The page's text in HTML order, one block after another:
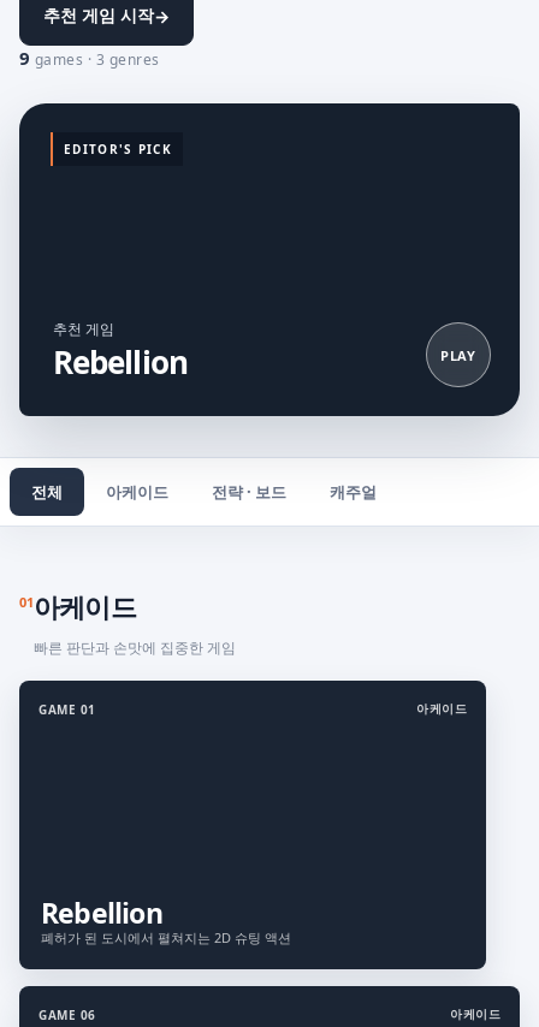
추천 게임 시작→
9 games · 3 genres
EDITOR'S PICK
추천 게임
Rebellion PLAY
전체 아케이드 전략 · 보드 캐주얼
01 아케이드
빠른 판단과 손맛에 집중한 게임
GAME 01 아케이드
Rebellion
폐허가 된 도시에서 펼쳐지는 2D 슈팅 액션
GAME 06 아케이드